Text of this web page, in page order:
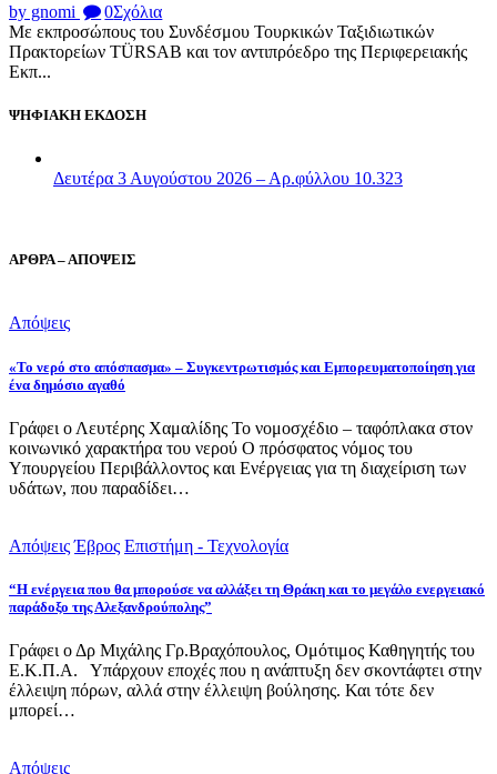
by gnomi 0Σχόλια
Με εκπροσώπους του Συνδέσμου Τουρκικών Ταξιδιωτικών
Πρακτορείων TÜRSAB και τον αντιπρόεδρο της Περιφερειακής
Εκπ...
ΨΗΦΙΑΚΗ ΕΚΔΟΣΗ
Δευτέρα 3 Αυγούστου 2026 – Αρ.φύλλου 10.323
ΑΡΘΡΑ – ΑΠΟΨΕΙΣ
Απόψεις
«Το νερό στο απόσπασμα» – Συγκεντρωτισμός και Εμπορευματοποίηση για
ένα δημόσιο αγαθό
Γράφει ο Λευτέρης Χαμαλίδης Το νομοσχέδιο – ταφόπλακα στον
κοινωνικό χαρακτήρα του νερού Ο πρόσφατος νόμος του
Υπουργείου Περιβάλλοντος και Ενέργειας για τη διαχείριση των
υδάτων, που παραδίδει…
Απόψεις Έβρος Επιστήμη - Τεχνολογία
“Η ενέργεια που θα μπορούσε να αλλάξει τη Θράκη και το μεγάλο ενεργειακό
παράδοξο της Αλεξανδρούπολης”
Γράφει ο Δρ Μιχάλης Γρ.Βραχόπουλος, Ομότιμος Καθηγητής του
Ε.Κ.Π.Α. Υπάρχουν εποχές που η ανάπτυξη δεν σκοντάφτει στην
έλλειψη πόρων, αλλά στην έλλειψη βούλησης. Και τότε δεν
μπορεί…
Απόψεις